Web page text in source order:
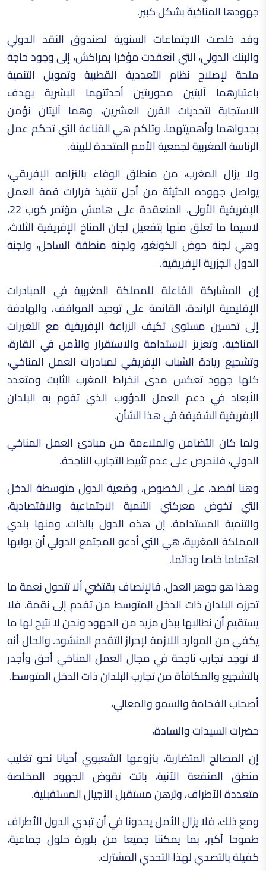
جهودها المناخية بشكل كبير.
وقد خلصت الاجتماعات السنوية لصندوق النقد الدولي
والبنك الدولي، التي انعقدت مؤخرا بمراكش، إلى وجود حاجة
ملحة لإصلاح نظام التعددية القطبية وتمويل التنمية
باعتبارهما آليتين محوريتين أحدثتهما البشرية بهدف
الاستجابة لتحديات القرن العشرين، وهما آليتان نؤمن
بجدواهما وأهميتهما. وتلكم هي القناعة التي تحكم عمل
الرئاسة المغربية لجمعية الأمم المتحدة للبيئة.
ولا يزال المغرب، من منطلق الوفاء بالتزامه الإفريقي،
يواصل جهوده الحثيثة من أجل تنفيذ قرارات قمة العمل
الإفريقية الأولى، المنعقدة على هامش مؤتمر كوب 22،
لاسيما ما تعلق منها بتفعيل لجان المناخ الإفريقية الثلاث،
وهي لجنة حوض الكونغو، ولجنة منطقة الساحل، ولجنة
الدول الجزرية الإفريقية.
إن المشاركة الفاعلة للمملكة المغربية في المبادرات
الإقليمية الرائدة، القائمة على توحيد المواقف، والهادفة
إلى تحسين مستوى تكيف الزراعة الإفريقية مع التغيرات
المناخية، وتعزيز الاستدامة والاستقرار والأمن في القارة،
وتشجيع ريادة الشباب الإفريقي لمبادرات العمل المناخي،
كلها جهود تعكس مدى انخراط المغرب الثابت ومتعدد
الأبعاد في دعم العمل الدؤوب الذي تقوم به البلدان
الإفريقية الشقيقة في هذا الشأن.
ولما كان التضامن والملاءمة من مبادئ العمل المناخي
الدولي، فلنحرص على عدم تثبيط التجارب الناجحة.
وهنا أقصد، على الخصوص، وضعية الدول متوسطة الدخل
التي تخوض معركتي التنمية الاجتماعية والاقتصادية،
والتنمية المستدامة. إن هذه الدول بالذات، ومنها بلدي
المملكة المغربية، هي التي أدعو المجتمع الدولي أن يوليها
اهتماما خاصا ودائما.
وهذا هو جوهر العدل. فالإنصاف يقتضي ألا تتحول نعمة ما
تحرزه البلدان ذات الدخل المتوسط من تقدم إلى نقمة. فلا
يستقيم أن نطالبها ببذل مزيد من الجهود ونحن لا نتيح لها ما
يكفي من الموارد اللازمة لإحراز التقدم المنشود. والحال أنه
لا توجد تجارب ناجحة في مجال العمل المناخي أحق وأجدر
بالتشجيع والمكافأة من تجارب البلدان ذات الدخل المتوسط.
أصحاب الفخامة والسمو والمعالي،
حضرات السيدات والسادة،
إن المصالح المتضاربة، بنزوعها الشعبوي أحيانا نحو تغليب
منطق المنفعة الآنية، باتت تقوض الجهود المخلصة
متعددة الأطراف، وترهن مستقبل الأجيال المستقبلية.
ومع ذلك، فلا يزال الأمل يحدونا في أن تبدي الدول الأطراف
طموحا أكبر، بما يمكننا جميعا من بلورة حلول جماعية،
كفيلة بالتصدي لهذا التحدي المشترك.